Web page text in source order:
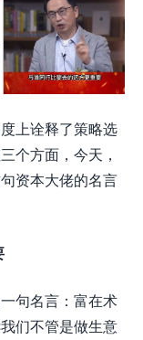
上诠释了策略选
个方面，今天，
资本大佬的名言
句名言：富在术
们不管是做生意